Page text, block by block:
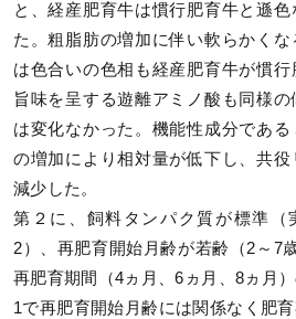
と、経産肥育牛は慣行肥育牛と遜
た。粗脂肪の増加に伴い軟らかく
は色合いの色相も経産肥育牛が慣行
旨味を呈する遊離アミノ酸も同様
は変化なかった。機能性成分であ
の増加により相対量が低下し、共役
減少した。
第２に、飼料タンパク質が標準（
2）、再肥育開始月齢が若齢（2～7
再肥育期間（4ヵ月、6ヵ月、8ヵ月
1で再肥育開始月齢には関係なく肥